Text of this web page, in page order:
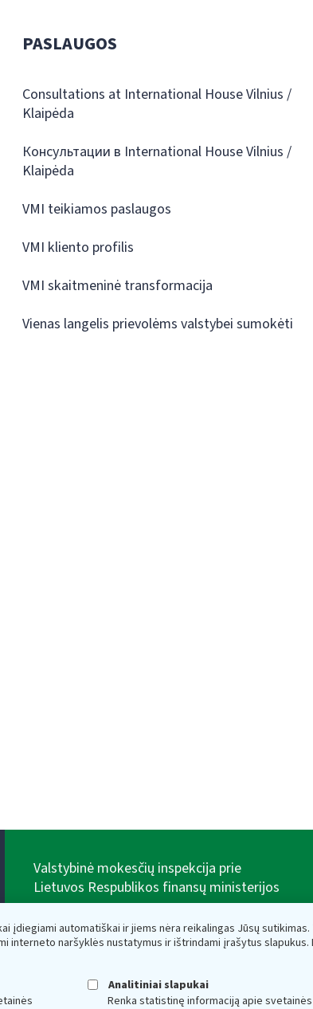
įdiegiami automatiškai ir jiems nėra reikalingas Jūsų
interneto naršyklės nustatymus ir ištrindami įrašytus slapukus.
Analitiniai slapukai
Renka statistinę informaciją apie
PASLAUGOS
Consultations at International House Vilnius /
Klaipėda
Консультации в International House Vilnius /
Klaipėda
VMI teikiamos paslaugos
VMI kliento profilis
VMI skaitmeninė transformacija
Vienas langelis prievolėms valstybei sumokėti
Valstybinė mokesčių inspekcija prie
Lietuvos Respublikos finansų ministerijos
adresas: Vasario 16-osios g. 14, 01107 Vilnius, Lietuva,
el.paštas:vmi@vmi.lt, E. pristatymo dėžutės adresas
Lietuvos Respublikos finansų ministerijos kaupiami ir
saugomi Juridinių asmenų registre